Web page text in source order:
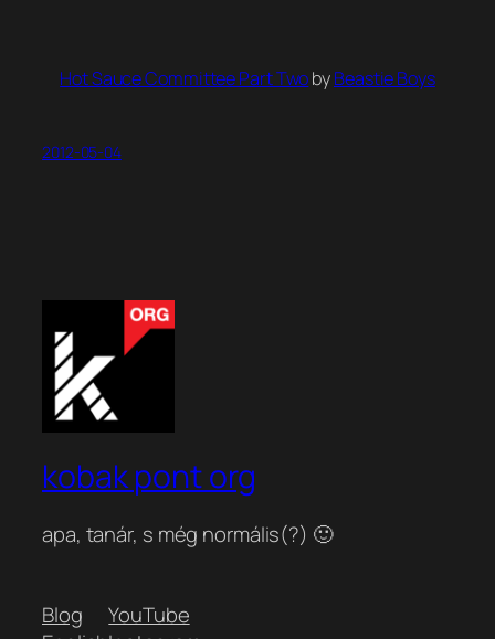
Hot Sauce Committee Part TwobyBeastie Boys
2012-05-04
kobak pont org
apa, tanár, s még normális(?) 🙂
Blog
YouTube